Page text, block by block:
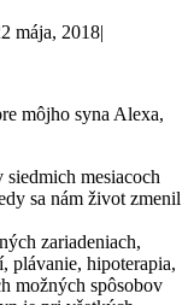
mája, 2018|
môjho syna Alexa,
mesiacoch
sa nám život zmenil
zariadeniach,
plávanie, hipoterapia,
možných spôsobov